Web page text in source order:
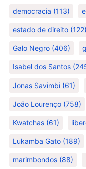
democracia (113)
estado de direito (122)
Galo Negro (406)
Isabel dos Santos
Jonas Savimbi (61)
João Lourenço (758)
Kwatchas (61)
Lukamba Gato (189)
marimbondos (88)